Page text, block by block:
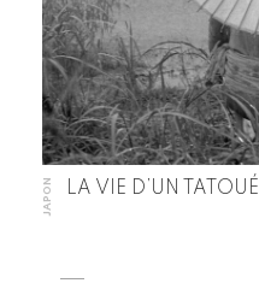
JAPON LA VIE D’UN TATOUÉ